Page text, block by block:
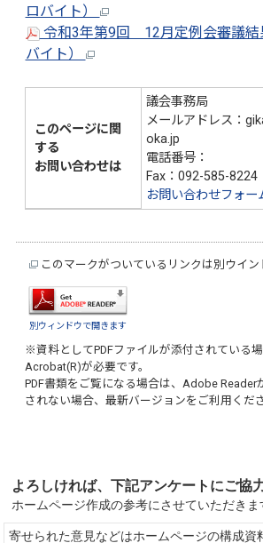
ロバイト）
令和3年第9回 12月定例会審議結
バイト）
このページに関
する
お問い合わせは
議会事務局
メールアドレス：
oka.jp
電話番号：
Fax：092-585-8224
お問い合わせフォー
このマークがついているリンクは別ウイ
別ウィンドウで開きます
※資料としてPDFファイルが添付されている
Acrobat(R)が必要です。
PDF書類をご覧になる場合は、Adobe Reader
されない場合、最新バージョンをご利用くださ